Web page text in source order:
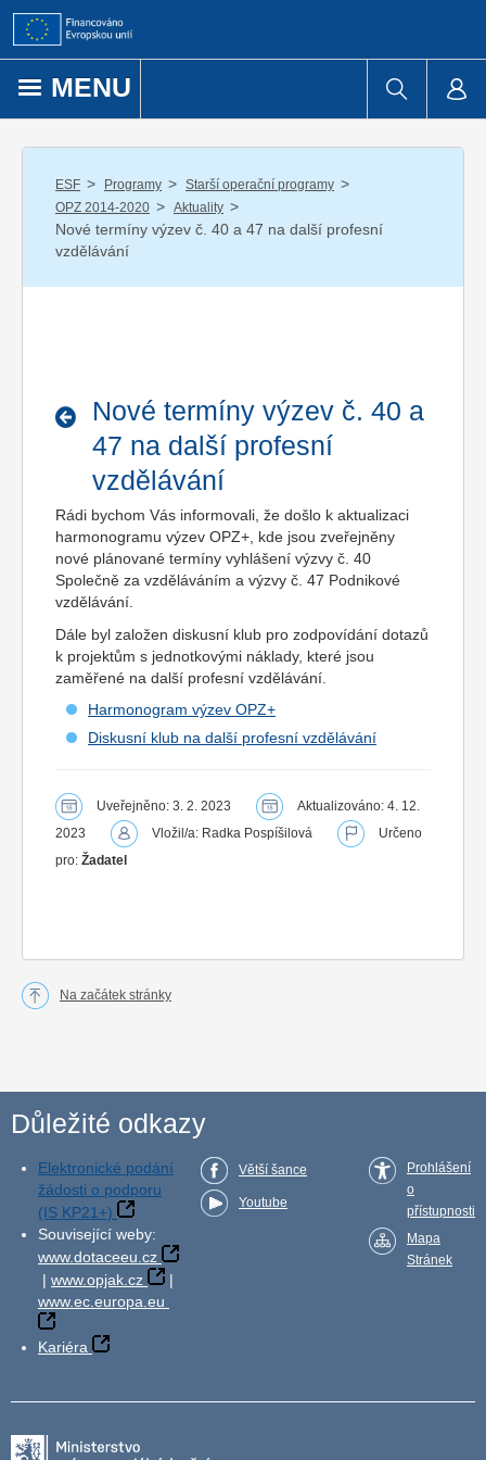
Přejít k obsahu
MENU
ESF / Programy / Starší operační programy /
OPZ 2014-2020 / Aktuality /
Nové termíny výzev č. 40 a 47 na další profesní
vzdělávání
Nové termíny výzev č. 40 a
47 na další profesní
vzdělávání
Rádi bychom Vás informovali, že došlo k aktualizaci
harmonogramu výzev OPZ+, kde jsou zveřejněny
nové plánované termíny vyhlášení výzvy č. 40
Společně za vzděláváním a výzvy č. 47 Podnikové
vzdělávání.
Dále byl založen diskusní klub pro zodpovídání dotazů
k projektům s jednotkovými náklady, které jsou
zaměřené na další profesní vzdělávání.
Harmonogram výzev OPZ+
Diskusní klub na další profesní vzdělávání
Uveřejněno: 3. 2. 2023
Aktualizováno: 4. 12.
2023
Vložil/a: Radka Pospíšilová
Určeno
pro: Žadatel
Na začátek stránky
Důležité odkazy
Elektronické podání
žádosti o podporu
(IS KP21+)
Související weby:
www.dotaceeu.cz
| www.opjak.cz
|
www.ec.europa.eu
Kariéra
Větší šance
Youtube
Prohlášení
o
přístupnosti
Mapa
Stránek